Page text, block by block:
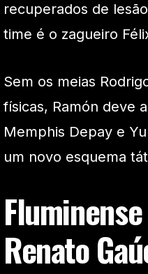
recuperados de
time é o zagueiro
Sem os meias
físicas, Ramón deve
Memphis Depay e
um novo esquema
Renato